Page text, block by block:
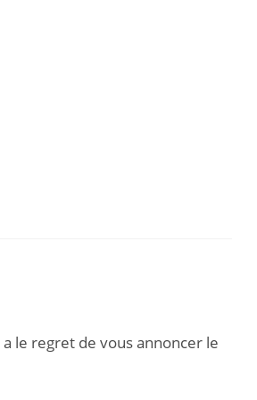
le regret de vous annoncer le